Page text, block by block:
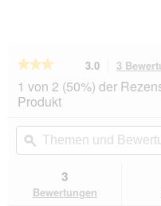
★★★★★
★★★★★
von
5
lesen
für
LOVE
Adult
3.0 3
1 von 2 (50%) der
Produkt
Themen
und
Bewertungen
ϙ
3
Bewertungen